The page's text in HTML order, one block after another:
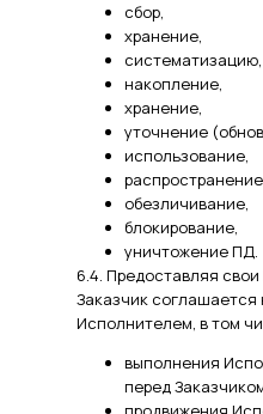
сбор,
хранение,
систематизацию,
накопление,
хранение,
уточнение
использование,
обезличивание,
блокирование,
уничтожение ПД.
6.4. Предоставляя
Заказчик соглашается
Исполнителем, в том
выполнения
перед